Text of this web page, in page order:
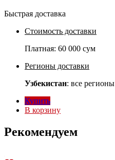
Быстрая доставка
Стоимость доставки
Платная: 60 000 сум
Регионы доставки
Узбекистан: все регионы
Купить
В корзину
Рекомендуем